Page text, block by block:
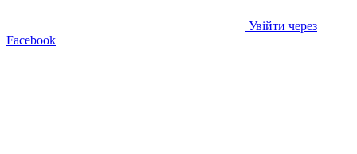
Увійти через
Facebook